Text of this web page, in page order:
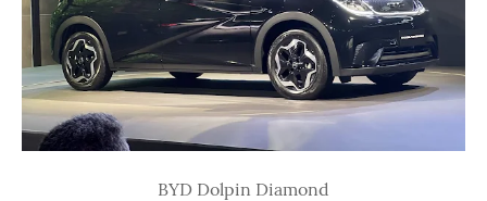
BYD Dolpin Diamond